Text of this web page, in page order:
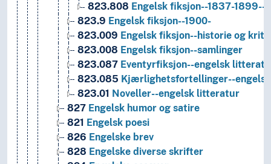
823.808 Engelsk fiksjon--1837-1899--
823.9 Engelsk fiksjon--1900-
823.009 Engelsk fiksjon--historie og
823.008 Engelsk fiksjon--samlinger
823.087 Eventyrfiksjon--engelsk
823.085 Kjærlighetsfortellinger--
823.01 Noveller--engelsk litteratur
827 Engelsk humor og satire
821 Engelsk poesi
826 Engelske brev
828 Engelske diverse skrifter